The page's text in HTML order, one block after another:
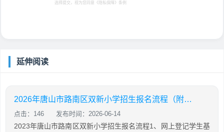
选择提交，视为您同意 《隐私保障》 条例
延伸阅读
2026年唐山市路南区双新小学招生报名流程（附入口）
点击：146 发布时间：2026-06-14
2023年唐山市路南区双新小学招生报名流程1、网上登记学生基